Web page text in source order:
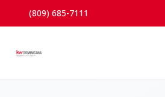
(809) 685-7111